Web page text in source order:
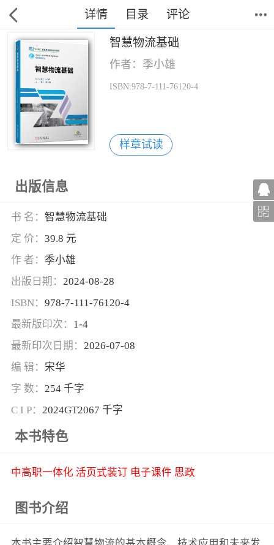
详情 目录 评论
智慧物流基础
作者：季小雄
ISBN:978-7-111-76120-4
样章试读
出版信息
书 名： 智慧物流基础
定 价： 39.8 元
作 者： 季小雄
出版日期： 2024-08-28
ISBN： 978-7-111-76120-4
最新版印次： 1-4
最新印次日期： 2026-07-08
编 辑： 宋华
字 数： 254 千字
C I P： 2024GT2067 千字
本书特色
中高职一体化 活页式装订 电子课件 思政
图书介绍